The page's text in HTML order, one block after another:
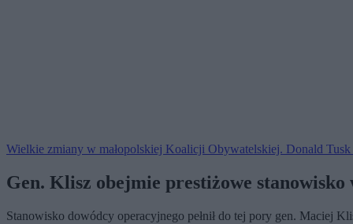
Wielkie zmiany w małopolskiej Koalicji Obywatelskiej. Donald Tusk
Gen. Klisz obejmie prestiżowe stanowisko
Stanowisko dowódcy operacyjnego pełnił do tej pory gen. Maciej